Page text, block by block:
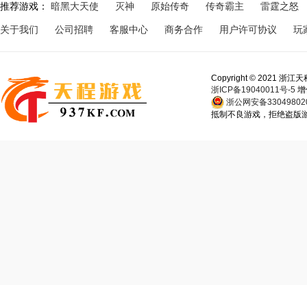
推荐游戏： 暗黑大天使 灭神 原始传奇 传奇霸主 雷霆之怒
关于我们 公司招聘 客服中心 商务合作 用户许可协议 玩
Copyright © 2021 浙江天
浙ICP备19040011号-5
浙公网安备
抵制不良游戏，拒绝盗版